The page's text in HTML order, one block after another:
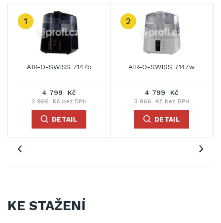
1
AIR-O-SWISS 7147b
4 799 Kč
3 966 Kč bez DPH
DETAIL
2
AIR-O-SWISS 7147w
4 799 Kč
3 966 Kč bez DPH
DETAIL
KE STAŽENÍ